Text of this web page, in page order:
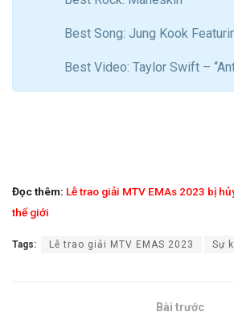
Best Song: Jung Kook
Best Video: Taylor Swift –
Đọc thêm: Lễ trao giải MTV EMAs 2023 bị
thế giới
Tags: Lễ trao giải MTV EMAS 2023 Sự
Bài trước